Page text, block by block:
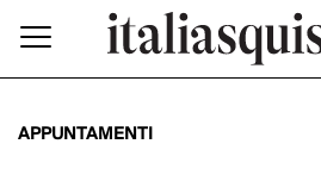
APPUNTAMENTI